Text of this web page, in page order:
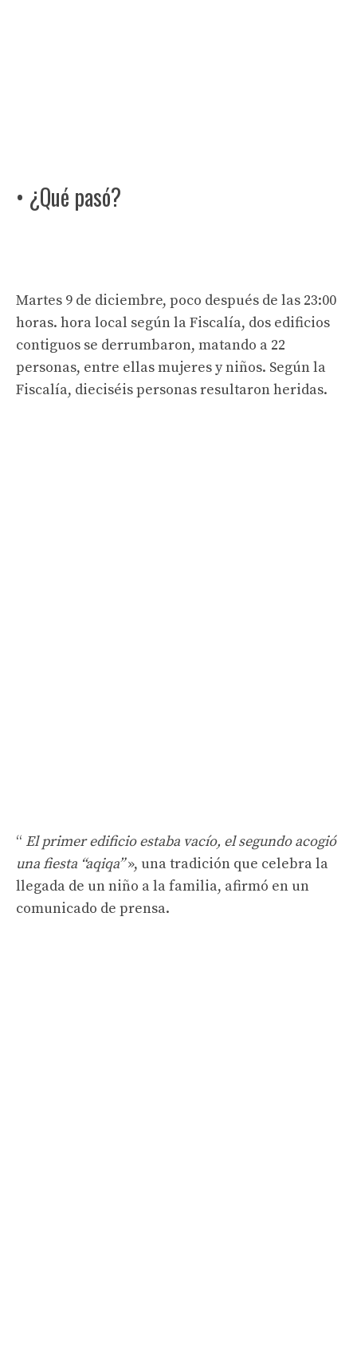
• ¿Qué pasó?
Martes 9 de diciembre, poco después de las 23:00
horas. hora local según la Fiscalía, dos edificios
contiguos se derrumbaron, matando a 22
personas, entre ellas mujeres y niños. Según la
Fiscalía, dieciséis personas resultaron heridas.
“ El primer edificio estaba vacío, el segundo acogió
una fiesta “aqiqa”», una tradición que celebra la
llegada de un niño a la familia, afirmó en un
comunicado de prensa.